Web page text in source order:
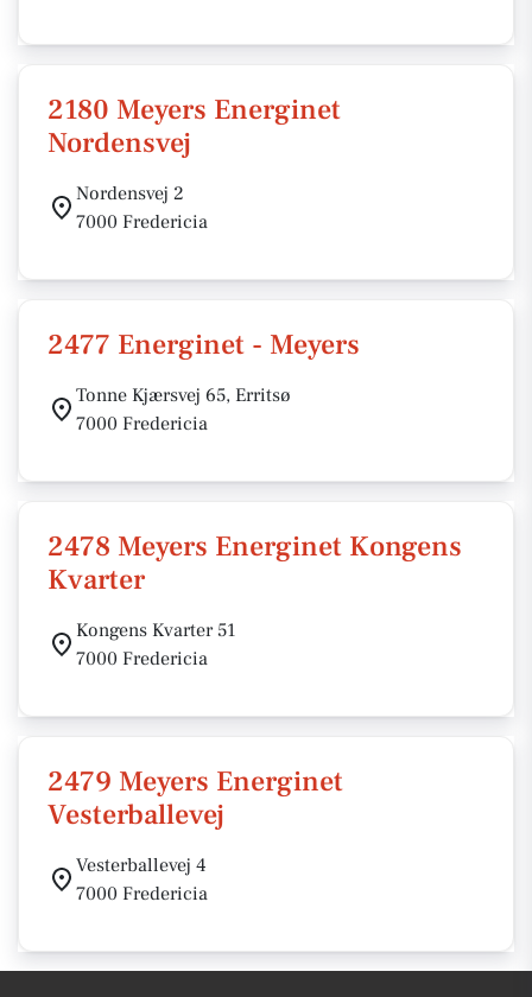
2180 Meyers Energinet
Nordensvej
Nordensvej 2
7000 Fredericia
2477 Energinet - Meyers
Tonne Kjærsvej 65, Erritsø
7000 Fredericia
2478 Meyers Energinet Kongens
Kvarter
Kongens Kvarter 51
7000 Fredericia
2479 Meyers Energinet
Vesterballevej
Vesterballevej 4
7000 Fredericia